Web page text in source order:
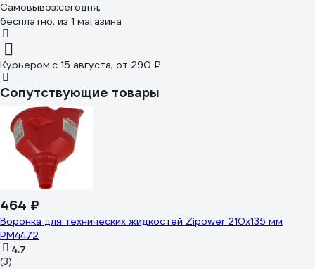
Самовывоз:сегодня,
бесплатно, из 1 магазина
Курьером:c 15 августа, от 290 ₽
Сопутствующие товары
464 ₽
Воронка для технических жидкостей Zipower 210х135 мм
PM4472
4.7
(3)